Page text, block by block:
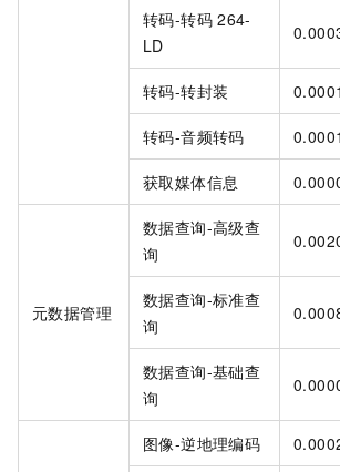
转码-转码 264-
LD
转码-转封装
转码-音频转码
获取媒体信息
元数据管理
数据查询-高级查
询
数据查询-标准查
询
数据查询-基础查
询
图像-逆地理编码